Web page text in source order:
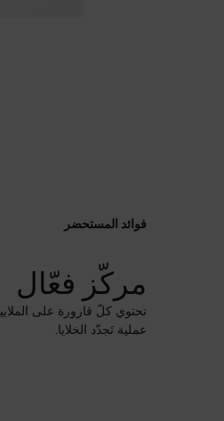
فوائد المستحضر
مركّز فعّال
تحتوي كلّ قارورة على
عملية تَجدّد الخلايا.